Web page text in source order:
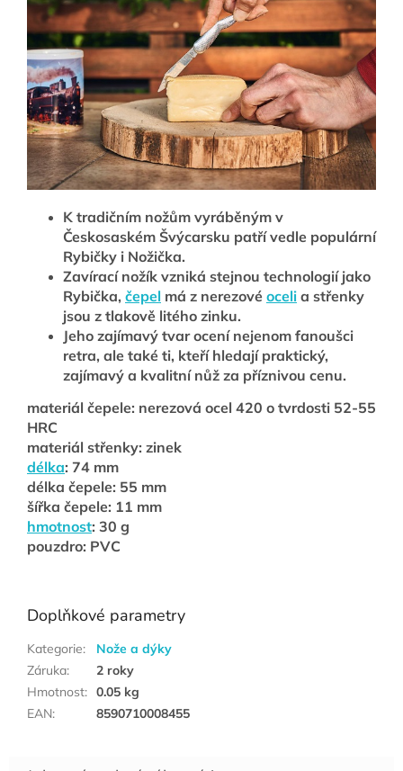
K tradičním nožům vyráběným v
Českosaském Švýcarsku patří vedle populární
Rybičky i Nožička.
Zavírací nožík vzniká stejnou technologií jako
Rybička, čepel má z nerezové oceli a střenky
jsou z tlakově litého zinku.
Jeho zajímavý tvar ocení nejenom fanoušci
retra, ale také ti, kteří hledají praktický,
zajímavý a kvalitní nůž za příznivou cenu.
materiál čepele: nerezová ocel 420 o tvrdosti 52-55
HRC
materiál střenky: zinek
délka: 74 mm
délka čepele: 55 mm
šířka čepele: 11 mm
hmotnost: 30 g
pouzdro: PVC
Doplňkové parametry
Kategorie:
Nože a dýky
Záruka:
2 roky
Hmotnost: 0.05 kg
EAN: 8590710008455